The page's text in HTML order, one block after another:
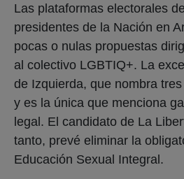
Las plataformas electorales
presidentes de la Nación en
pocas o nulas propuestas
al colectivo LGBTIQ+. La
de Izquierda, que nombra
y es la única que menciona
legal. El candidato de La
tanto, prevé eliminar la
Educación Sexual Integral.